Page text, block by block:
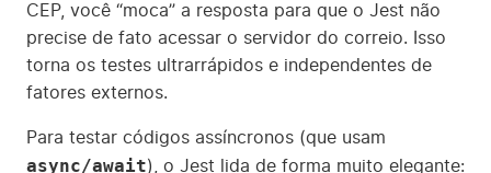
CEP, você “moca” a resposta para que o Jest não
precise de fato acessar o servidor do correio. Isso
torna os testes ultrarrápidos e independentes de
fatores externos.
Para testar códigos assíncronos (que usam
async/await), o Jest lida de forma muito elegante: